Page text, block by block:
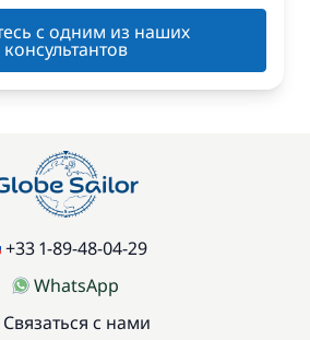
с одним из наших
консультантов
+33 1-89-48-04-29
WhatsApp
Связаться с нами